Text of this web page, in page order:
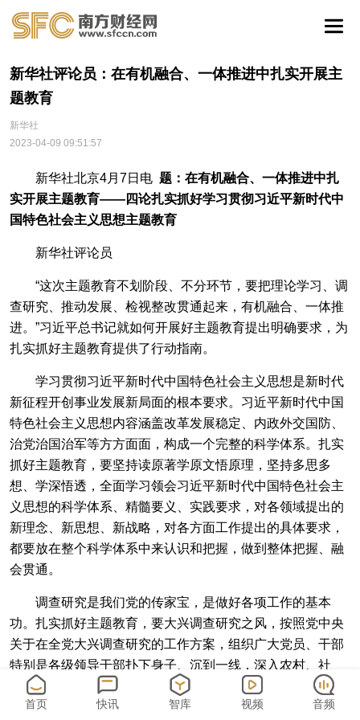
新华社评论员：在有机融合、一体推进中扎实开展主
题教育
新华社
2023-04-09 09:51:57
新华社北京4月7日电 题：在有机融合、一体推进中扎
实开展主题教育——四论扎实抓好学习贯彻习近平新时代中
国特色社会主义思想主题教育
新华社评论员
“这次主题教育不划阶段、不分环节，要把理论学习、调
查研究、推动发展、检视整改贯通起来，有机融合、一体推
进。”习近平总书记就如何开展好主题教育提出明确要求，为
扎实抓好主题教育提供了行动指南。
学习贯彻习近平新时代中国特色社会主义思想是新时代
新征程开创事业发展新局面的根本要求。习近平新时代中国
特色社会主义思想内容涵盖改革发展稳定、内政外交国防、
治党治国治军等方方面面，构成一个完整的科学体系。扎实
抓好主题教育，要坚持读原著学原文悟原理，坚持多思多
想、学深悟透，全面学习领会习近平新时代中国特色社会主
义思想的科学体系、精髓要义、实践要求，对各领域提出的
新理念、新思想、新战略，对各方面工作提出的具体要求，
都要放在整个科学体系中来认识和把握，做到整体把握、融
会贯通。
调查研究是我们党的传家宝，是做好各项工作的基本
功。扎实抓好主题教育，要大兴调查研究之风，按照党中央
关于在全党大兴调查研究的工作方案，组织广大党员、干部
特别是各级领导干部扑下身子、沉到一线，深入农村、社
区、企业、医院、学校、“两新”组织等基层单位，把脉问
诊、解剖麻雀，进行问题梳理、难题排查，运用党的创新理
首页 快讯 智库 视频 音频